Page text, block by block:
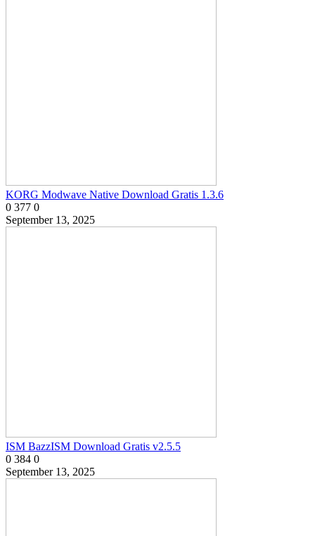
KORG Modwave Native Download Gratis 1.3.6
0 377 0
September 13, 2025
ISM BazzISM Download Gratis v2.5.5
0 384 0
September 13, 2025